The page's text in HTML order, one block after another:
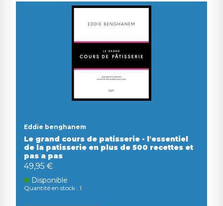
Eddie benghanem
Le grand cours de patisserie - l'essentiel
de la patisserie en plus de 500 recettes et
pas a pas
49,95 €
Disponible
Quantité en stock : 1